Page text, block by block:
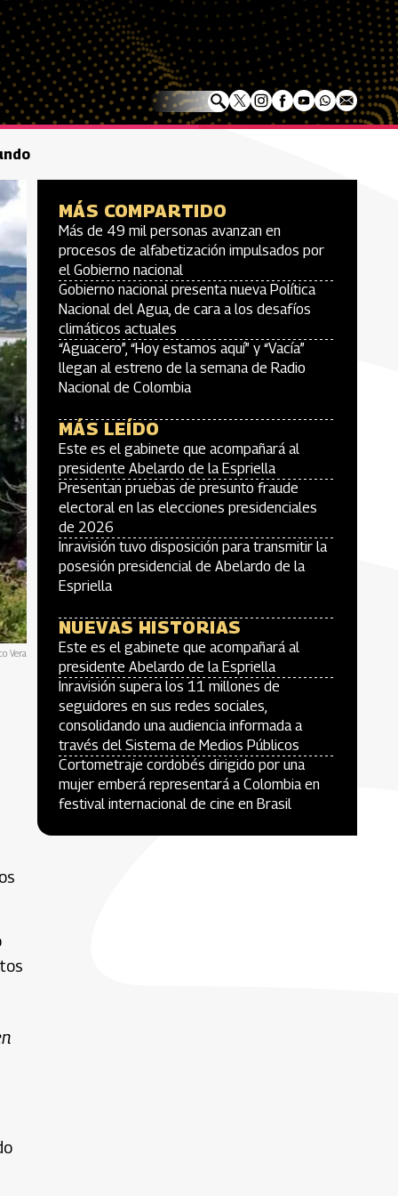
Vera
MÁS COMPARTIDO
Más de 49 mil personas avanzan en
procesos de alfabetización impulsados por
el Gobierno nacional
Gobierno nacional presenta nueva Política
Nacional del Agua, de cara a los desafíos
climáticos actuales
“Aguacero”, “Hoy estamos aquí” y “Vacía”
llegan al estreno de la semana de Radio
Nacional de Colombia
MÁS LEÍDO
Este es el gabinete que acompañará al
presidente Abelardo de la Espriella
Presentan pruebas de presunto fraude
electoral en las elecciones presidenciales
de 2026
Inravisión tuvo disposición para transmitir la
posesión presidencial de Abelardo de la
Espriella
NUEVAS HISTORIAS
Este es el gabinete que acompañará al
presidente Abelardo de la Espriella
Inravisión supera los 11 millones de
seguidores en sus redes sociales,
consolidando una audiencia informada a
través del Sistema de Medios Públicos
Cortometraje cordobés dirigido por una
mujer emberá representará a Colombia en
festival internacional de cine en Brasil